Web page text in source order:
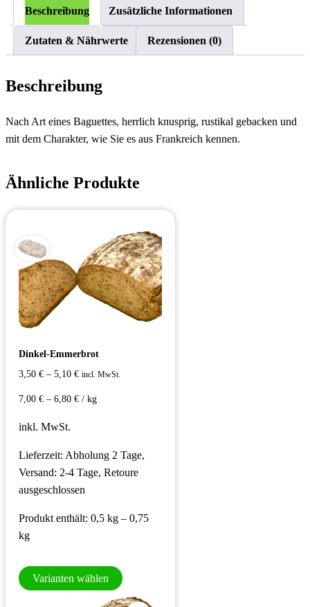
Beschreibung Zusätzliche Informationen
Zutaten & Nährwerte Rezensionen (0)
Beschreibung
Nach Art eines Baguettes, herrlich knusprig, rustikal gebacken und
mit dem Charakter, wie Sie es aus Frankreich kennen.
Ähnliche Produkte
Dinkel-Emmerbrot
3,50 € – 5,10 € incl. MwSt.
7,00 € – 6,80 € / kg
inkl. MwSt.
Lieferzeit: Abholung 2 Tage,
Versand: 2-4 Tage, Retoure
ausgeschlossen
Produkt enthält: 0,5 kg – 0,75
kg
Varianten wählen
Produkt
weist